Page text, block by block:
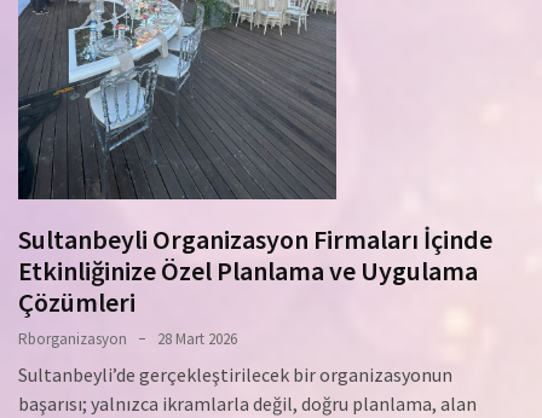
Sultanbeyli Organizasyon Firmaları İçinde
Etkinliğinize Özel Planlama ve Uygulama
Çözümleri
Rborganizasyon 28 Mart 2026
Sultanbeyli’de gerçekleştirilecek bir organizasyonun
başarısı; yalnızca ikramlarla değil, doğru planlama, alan